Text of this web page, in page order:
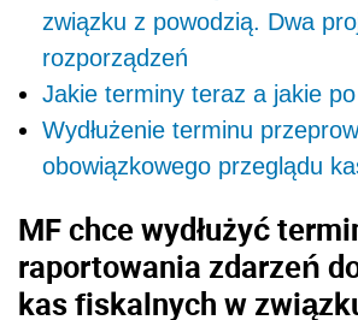
związku z powodzią. Dwa
rozporządzeń
Jakie terminy teraz a jakie po
Wydłużenie terminu
obowiązkowego przeglądu
MF chce wydłużyć
raportowania zdarzeń
kas fiskalnych w